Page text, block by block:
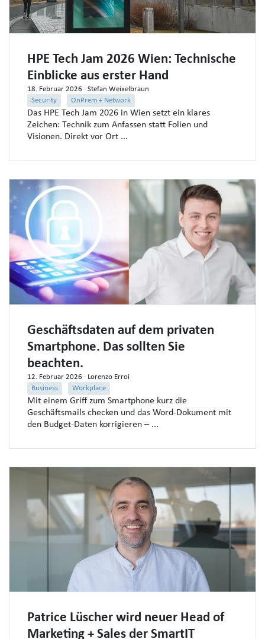
HPE Tech Jam 2026 Wien: Technische
Einblicke aus erster Hand
18. Februar 2026 · Stefan Weixelbraun
Security
OnPrem + Network
Das HPE Tech Jam 2026 in Wien setzt ein klares
Zeichen: Technik zum Anfassen statt Folien und
Visionen. Direkt vor Ort ...
Geschäftsdaten auf dem privaten
Smartphone. Das sollten Sie
beachten.
12. Februar 2026 · Lorenzo Erroi
Business
Workplace
Mit einem Griff zum Smartphone kurz die
Geschäftsmails checken und das Word-Dokument mit
den Budget-Daten korrigieren – ...
Patrice Lüscher wird neuer Head of
Marketing + Sales der SmartIT